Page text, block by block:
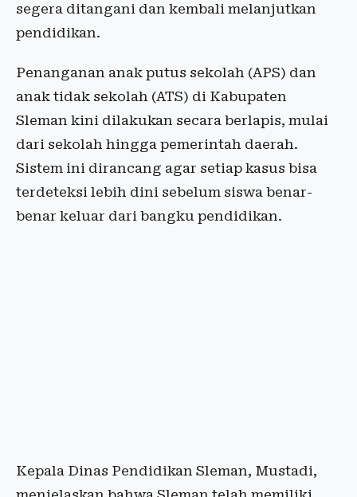
segera ditangani dan kembali melanjutkan
pendidikan.
Penanganan anak putus sekolah (APS) dan
anak tidak sekolah (ATS) di Kabupaten
Sleman kini dilakukan secara berlapis, mulai
dari sekolah hingga pemerintah daerah.
Sistem ini dirancang agar setiap kasus bisa
terdeteksi lebih dini sebelum siswa benar-
benar keluar dari bangku pendidikan.
Kepala Dinas Pendidikan Sleman, Mustadi,